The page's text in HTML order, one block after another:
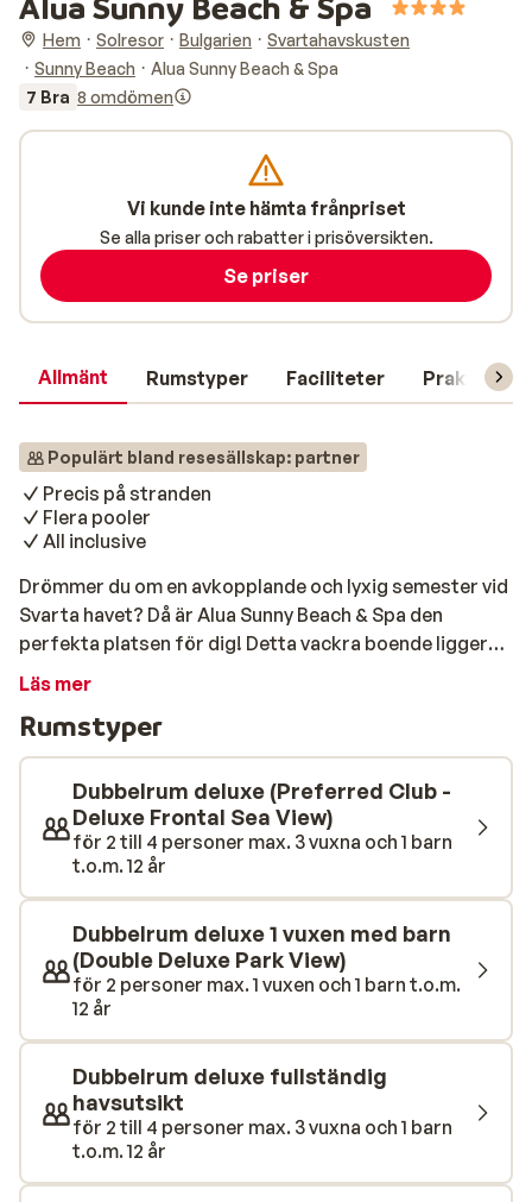
Hem Solresor Bulgarien
Svartahavskusten
Sunny Beach
Alua Sunny Beach & Spa
7 Bra 8 omdömen
Allmänt Rumstyper Faciliteter Praktisk
Populärt bland resesällskap: partner
Precis på stranden
Flera pooler
All inclusive
Drömmer du om en avkopplande och lyxig semester vid
Svarta havet? Då är Alua Sunny Beach & Spa den
perfekta platsen för dig! Detta vackra boende ligger
precis vid stranden i Sunny Beach och har massor av
och sviter är rymliga och bekvämt inredda. Alla rum har
balkong eller terrass med utsikt över havet eller
trädgården. Dreams Sunny Beach Resort & Spas all-
inclusive-koncept garanterar att du inte behöver oroa
dig för någonting. Du kan njuta av obegränsat med mat,
dryck och underhållning. Oavsett om du är ute efter en
avkopplande strandsemester, en aktiv semester eller
en familjesemester kan Alua Sunny Beach & Spa erbjuda
allt detta.
Läs mer
Rumstyper
Dubbelrum deluxe (Preferred Club -
Deluxe Frontal Sea View)
för 2 till 4 personer max. 3 vuxna och 1 barn
t.o.m. 12 år
Dubbelrum deluxe 1 vuxen med barn
(Double Deluxe Park View)
för 2 personer max. 1 vuxen och 1 barn t.o.m.
12 år
Dubbelrum deluxe fullständig
havsutsikt
för 2 till 4 personer max. 3 vuxna och 1 barn
t.o.m. 12 år
Vi kunde inte hämta frånpriset
Se alla priser och rabatter i prisöversikten.
Se priser